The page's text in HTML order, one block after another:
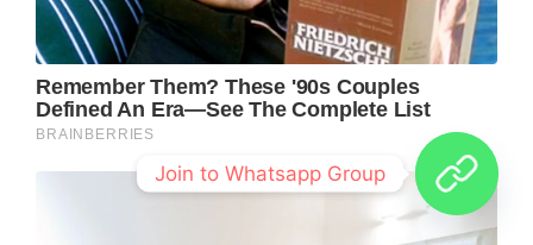
Join to Whatsapp Group